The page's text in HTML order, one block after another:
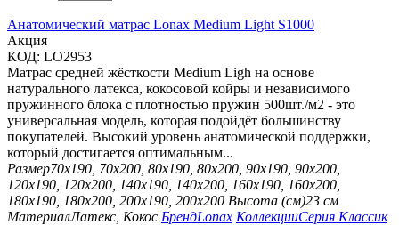
Анатомический матрас Lonax Medium Light S1000
Aкция
КОД: LO2953
Матрас средней жёсткости Medium Ligh на основе
натурального латекса, кокосовой койры и независимого
пружинного блока с плотностью пружин 500шт./м2 - это
универсальная модель, которая подойдёт большинству
покупателей. Высокий уровень анатомической поддержки,
который достигается оптимальным...
Размер70х190, 70х200, 80х190, 80х200, 90х190, 90х200,
120х190, 120х200, 140х190, 140х200, 160х190, 160х200,
180х190, 180х200, 200х190, 200х200 Высота (см)23 см
МатериалЛатекс, Кокос БрендLonax КоллекцииСерия Классик